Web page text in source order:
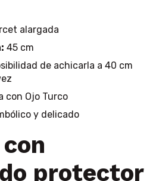
alargada
45 cm
de achicarla a 40 cm
con Ojo Turco
y delicado
protector